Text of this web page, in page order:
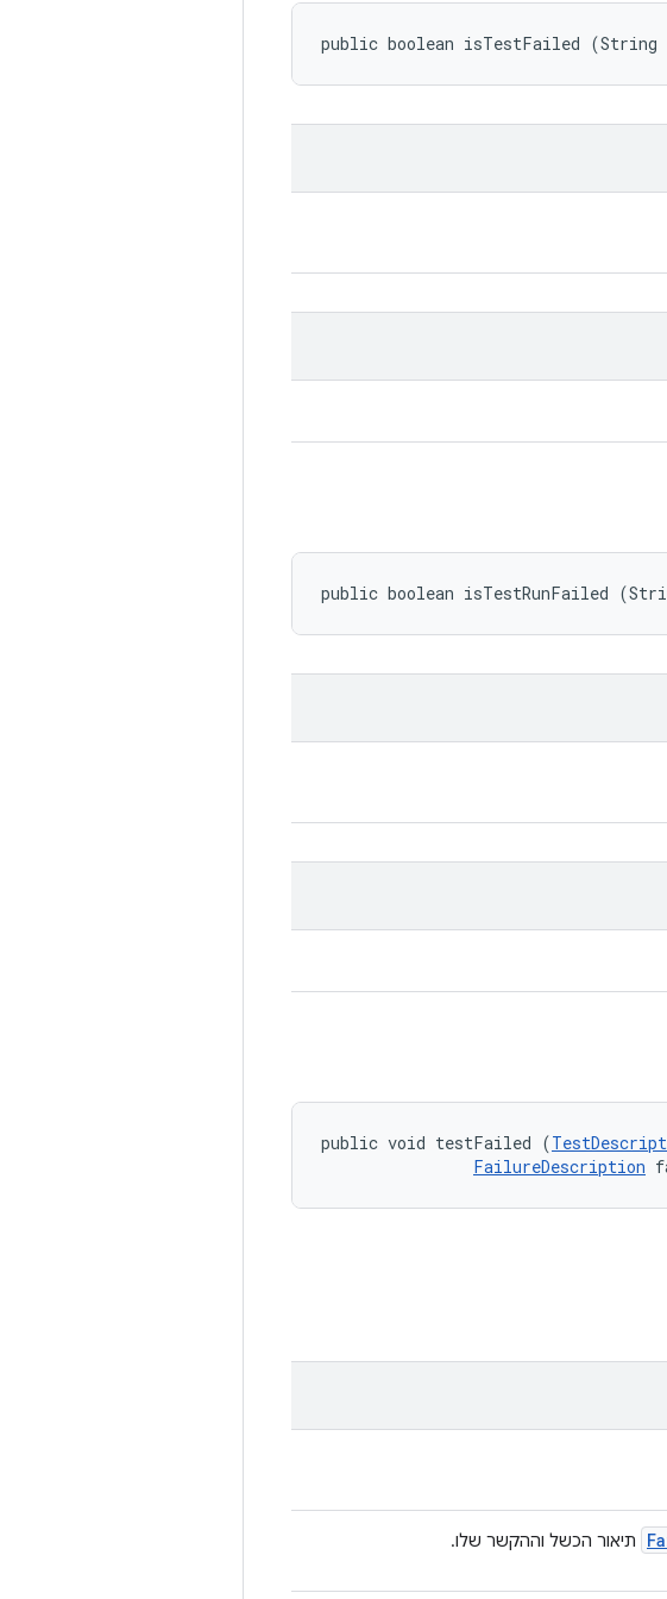
public boolean isTestFailed (String
public boolean isTestRunFailed
public void testFailed (
FailureDescription
תיאור הכשל וההקשר שלו.